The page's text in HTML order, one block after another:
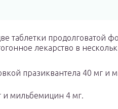
таблетки продолговатой
лекарство в
празиквантела 40 мг и
и мильбемицин 4 мг.